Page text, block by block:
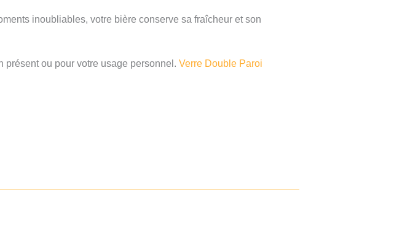
inoubliables, votre bière conserve sa fraîcheur et son
présent ou pour votre usage personnel. Verre Double Paroi